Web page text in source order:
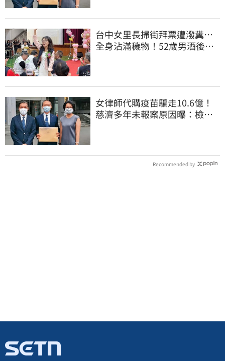
台中女里長掃街拜票遭潑糞⋯
全身沾滿穢物！52歲男酒後失
女律師代購疫苗騙走10.6億！
慈濟多年未報案原因曝：檢警
Recommended by